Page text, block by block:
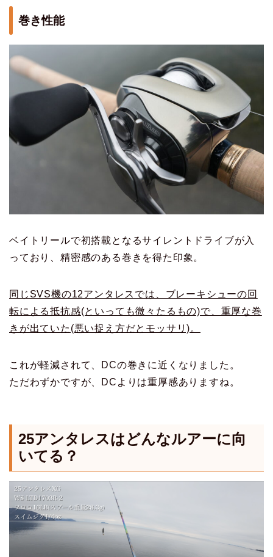
巻き性能
ベイトリールで初搭載となるサイレントドライブが入
っており、精密感のある巻きを得た印象。
同じSVS機の12アンタレスでは、ブレーキシューの回
転による抵抗感(といっても微々たるもの)で、重厚な巻
きが出ていた(悪い捉え方だとモッサリ)。
これが軽減されて、DCの巻きに近くなりました。
ただわずかですが、DCよりは重厚感ありますね。
25アンタレスはどんなルアーに向
いてる？